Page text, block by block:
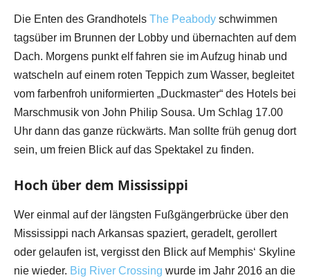
Die Enten des Grandhotels The Peabody schwimmen
tagsüber im Brunnen der Lobby und übernachten auf dem
Dach. Morgens punkt elf fahren sie im Aufzug hinab und
watscheln auf einem roten Teppich zum Wasser, begleitet
vom farbenfroh uniformierten „Duckmaster“ des Hotels bei
Marschmusik von John Philip Sousa. Um Schlag 17.00
Uhr dann das ganze rückwärts. Man sollte früh genug dort
sein, um freien Blick auf das Spektakel zu finden.
Hoch über dem Mississippi
Wer einmal auf der längsten Fußgängerbrücke über den
Mississippi nach Arkansas spaziert, geradelt, gerollert
oder gelaufen ist, vergisst den Blick auf Memphis‘ Skyline
nie wieder. Big River Crossing wurde im Jahr 2016 an die